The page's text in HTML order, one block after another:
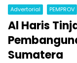
Advertorial PEMPROV
Al Haris
Sumatera